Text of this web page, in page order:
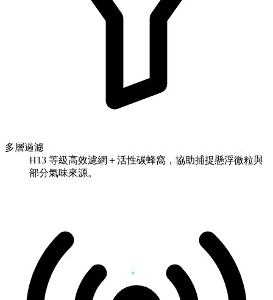
多層過濾
H13 等級高效濾網＋活性碳蜂窩，協助捕捉懸浮微粒與
部分氣味來源。